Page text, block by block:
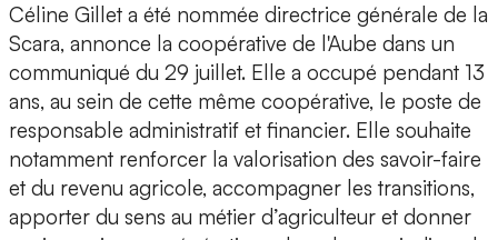
Céline Gillet a été nommée directrice générale de la
Scara, annonce la coopérative de l'Aube dans un
communiqué du 29 juillet. Elle a occupé pendant 13
ans, au sein de cette même coopérative, le poste de
responsable administratif et financier. Elle souhaite
notamment renforcer la valorisation des savoir-faire
et du revenu agricole, accompagner les transitions,
apporter du sens au métier d’agriculteur et donner